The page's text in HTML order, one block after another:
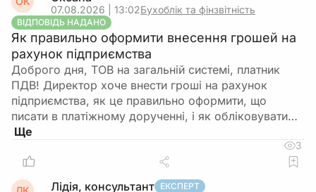
07.08.2026 | 13:02Бухоблік та фінзвітність
ВІДПОВІДЬ НАДАНО
Як правильно оформити внесення грошей на
рахунок підприємства
Доброго дня, ТОВ на загальній системі, платник
ПДВ! Директор хоче внести гроші на рахунок
підприємства, як це правильно оформити, що
писати в платіжному дорученні, і як обліковувати…
3
Лідія, консультант ЕКСПЕРТ